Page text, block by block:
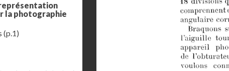
la photographie
(p.1)